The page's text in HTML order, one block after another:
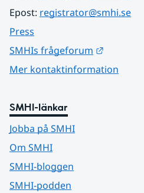
Epost: registrator@smhi.se
Press
SMHIs frågeforum
Mer kontaktinformation
SMHI-länkar
Jobba på SMHI
Om SMHI
SMHI-bloggen
SMHI-podden